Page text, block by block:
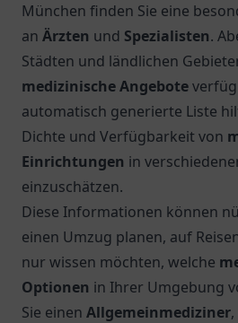
München finden Sie eine
an Ärzten und Spezialisten.
Städten und ländlichen
medizinische Angebote
automatisch generierte Liste
Dichte und Verfügbarkeit von
Einrichtungen in
einzuschätzen.
Diese Informationen können
einen Umzug planen, auf
nur wissen möchten, welche
Optionen in Ihrer Umgebung
Sie einen Allgemeinmediziner